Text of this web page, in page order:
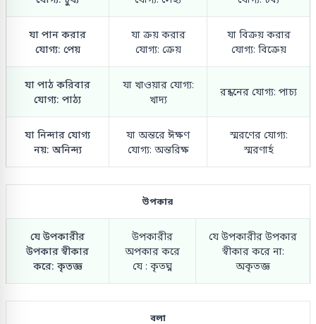
যা পান করার
যোগ্য: পেয়
যা ক্রয় করার
যোগ্য: ক্রেয়
যা বিক্রয় করার
যোগ্য: বিক্রেয়
যা পাঠ করিবার
যোগ্য: পাঠ্য
যা খাওয়ার যোগ্য:
খাদ্য
রন্ধনের যোগ্য: পাচ্য
যা নিন্দার যোগ্য
নয়: অনিন্দ্য
যা অন্তরে ঈক্ষণ
যোগ্য: অন্তরিক্ষ
স্মরণের যোগ্য:
স্মরণার্হ
উপকার
যে উপকারীর
উপকার স্বীকার
করে: কৃতজ্ঞ
উপকারীর
অপকার করে
যে : কৃতঘ্ন
যে উপকারীর উপকার
স্বীকার করে না:
অকৃতজ্ঞ
বলা